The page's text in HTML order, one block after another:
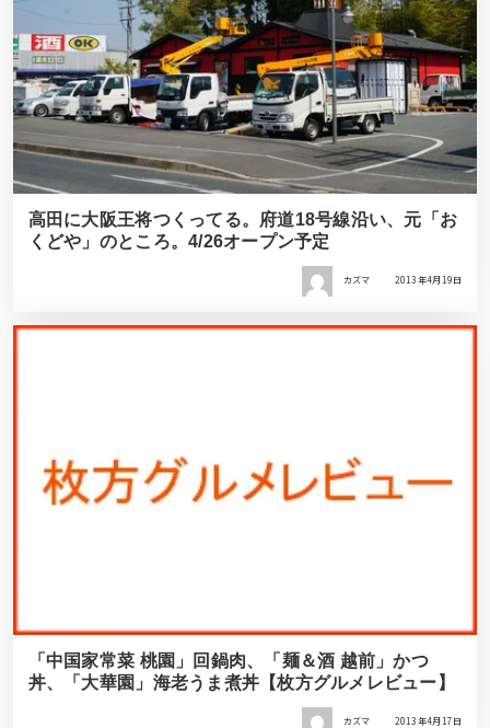
高田に大阪王将つくってる。府道18号線沿い、元「お
くどや」のところ。4/26オープン予定
カズマ 2013年4月19日
「中国家常菜 桃園」回鍋肉、「麺＆酒 越前」かつ
丼、「大華園」海老うま煮丼【枚方グルメレビュー】
カズマ 2013年4月17日